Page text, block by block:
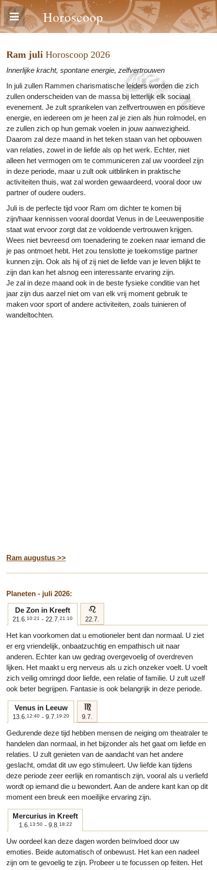
Horoscoop
Ram juli Horoscoop 2026
Innerlijke kracht, spontane energie, zelfvertrouwen
In juli zullen Rammen charismatische leiders worden die zich
zullen onderscheiden van de massa bij letterlijk elk sociaal
evenement. Je zult sprankelen van zelfvertrouwen en positieve
energie, en iedereen om je heen zal je zien als hun rolmodel, en
ze zullen zich op hun gemak voelen in jouw aanwezigheid.
Daarom zal deze maand in het teken staan van het opbouwen
van relaties, zowel in de liefde als op het werk. Echter, niet
alleen het vermogen om te communiceren zal uw voordeel zijn
in deze periode, maar u zult ook uitblinken in praktische
activiteiten thuis, wat zal worden gewaardeerd, vooral door uw
partner of oudere ouders.
Juli is de perfecte tijd voor Ram om dichter te komen bij
zijn/haar kennissen vooral doordat Venus in de Leeuwenpositie
staat wat ervoor zorgt dat ze voldoende vertrouwen krijgen.
Wees niet bevreesd om toenadering te zoeken naar iemand die
je pas ontmoet hebt. Het zou tenslotte je toekomstige partner
kunnen zijn. Ook als hij of zij niet de liefde van je leven blijkt te
zijn dan kan het alsnog een interessante ervaring zijn.
Je zal in deze maand ook in de beste fysieke conditie van het
jaar zijn dus aarzel niet om van elk vrij moment gebruik te
maken voor sport of andere activiteiten, zoals tuinieren of
wandeltochten.
Ram augustus >>
Planeten - juli 2026:
De Zon in Kreeft
21.6.10:21 - 22.7.21:10
e
22.7.
Het kan voorkomen dat u emotioneler bent dan normaal. U ziet
er erg vriendelijk, onbaatzuchtig en empathisch uit naar
anderen. Echter kan uw gedrag overgevoelig of overdreven
lijken. Het maakt u erg nerveus als u zich onzeker voelt. U voelt
zich veilig omringd door liefde, een relatie of familie. U zult uzelf
ook beter begrijpen. Fantasie is ook belangrijk in deze periode.
Venus in Leeuw
13.6.12:40 - 9.7.19:20
f
9.7.
Gedurende deze tijd hebben mensen de neiging om theatraler te
handelen dan normaal, in het bijzonder als het gaat om liefde en
relaties. U zult genieten van de aandacht van het andere
geslacht, omdat dit uw ego stimuleert. Uw liefde kan tijdens
deze periode zeer eerlijk en romantisch zijn, vooral als u verliefd
wordt op iemand die u bewondert. Aan de andere kant kan op dit
moment een breuk een moeilijke ervaring zijn.
Mercurius in Kreeft
1.6.13:50- 9.8.18:22
Uw oordeel kan deze dagen worden beïnvloed door uw
emoties. Beide automatisch of onbewust. Het kan een nadeel
zijn om te gevoelig te zijn. Probeer u te focussen op feiten. Het